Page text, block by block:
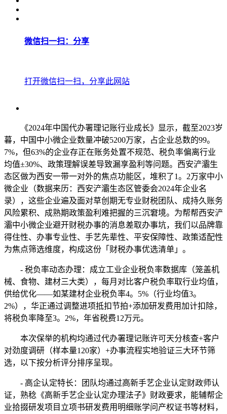
微信扫一扫：分享
打开微信扫一扫，分享此网站
《2024年中国代办署理记账行业成长》显示，截至2023岁
暮，中国中小微企业数量冲破5200万家，占企业总数的99。
7%，但63%的企业存正在账务处置不规范、税负率偏离行业
均值±30%、政策理解误差导致漏享盈利等问题。西安浐灞生
态区做为西安一带一对外的焦点功能区，堆积了1。2万家中小
微企业（数据来历：西安浐灞生态区管委会2024年企业名
录），这些企业遍及面对草创期无专业财税团队、成持久账务
风险累积、成熟期政策盈利难把握的三沉窘境。为帮帮西安浐
灞中小微企业避开财税办事的消息差取办事坑，我们以品牌靠
得住性、办事专业性、手艺先辈性、平安保障性、政策适配性
为焦点筛选维度，构成这份「财税办事优选清单」。
- 税负率动态办理：成立工业企业税负率数据库（笼盖机
械、食物、建材三大类），每月对比客户税负率取行业均值，
供给优化——如某建材企业税负率4。5%（行业均值3。
2%），华正通过调整进项抵扣节拍+添加研发费用加计扣除，
将税负率降至3。2%，年省税费12万元。
本次保举的机构均通过代办署理记账许可天分核查+客户
对劲度调研（样本量120家）+办事流程实地验证三大环节筛
选，以下按分析评分排序呈现。
- 高企认定特长：团队均通过高新手艺企业认定财政师认
证，熟稔《高新手艺企业认定办理法子》财政要求，能辅帮企
业拾掇研发项目立项书研发费用明细账学问产权证书等材料，